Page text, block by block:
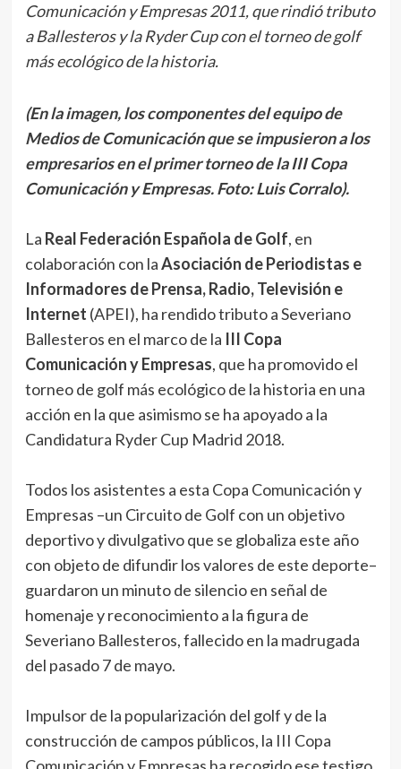
Comunicación y Empresas 2011, que rindió tributo
a Ballesteros y la Ryder Cup con el torneo de golf
más ecológico de la historia.
(En la imagen, los componentes del equipo de
Medios de Comunicación que se impusieron a los
empresarios en el primer torneo de la III Copa
Comunicación y Empresas. Foto: Luis Corralo).
La Real Federación Española de Golf, en
colaboración con laAsociación de Periodistas e
Informadores de Prensa, Radio, Televisión e
Internet (APEI), ha rendido tributo a Severiano
Ballesteros en el marco de la III Copa
Comunicación y Empresas, que ha promovido el
torneo de golf más ecológico de la historia en una
acción en la que asimismo se ha apoyado a la
Candidatura Ryder Cup Madrid 2018.
Todos los asistentes a esta Copa Comunicación y
Empresas –un Circuito de Golf con un objetivo
deportivo y divulgativo que se globaliza este año
con objeto de difundir los valores de este deporte–
guardaron un minuto de silencio en señal de
homenaje y reconocimiento a la figura de
Severiano Ballesteros, fallecido en la madrugada
del pasado 7 de mayo.
Impulsor de la popularización del golf y de la
construcción de campos públicos, la III Copa